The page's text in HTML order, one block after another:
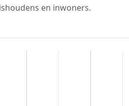
en inwoners.